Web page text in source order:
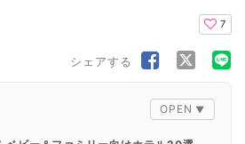
7
シェアする